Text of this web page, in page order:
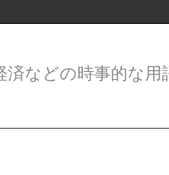
などの時事的な用